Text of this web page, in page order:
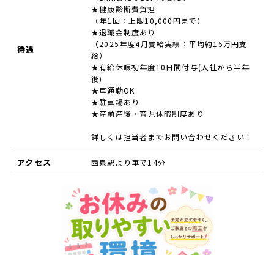
待遇
★健康診断費負担
（年1回：上限10,000円まで）
★退職金制度あり
（2025年度4月支給実績：平均約15万円支
給）
★有給休暇初年度10日間付与(入社から半年
後)
★車通勤OK
★駐車場あり
★産前産後・育児休暇制度あり
詳しくは担当者までお問い合わせください！
アクセス 西泉駅より車で14分